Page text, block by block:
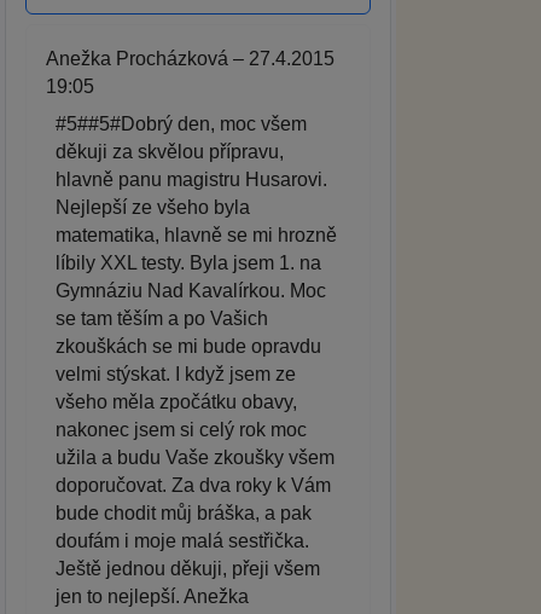
Anežka Procházková – 27.4.2015
19:05
#5##5#Dobrý den, moc všem
děkuji za skvělou přípravu,
hlavně panu magistru Husarovi.
Nejlepší ze všeho byla
matematika, hlavně se mi hrozně
líbily XXL testy. Byla jsem 1. na
Gymnáziu Nad Kavalírkou. Moc
se tam těším a po Vašich
zkouškách se mi bude opravdu
velmi stýskat. I když jsem ze
všeho měla zpočátku obavy,
nakonec jsem si celý rok moc
užila a budu Vaše zkoušky všem
doporučovat. Za dva roky k Vám
bude chodit můj bráška, a pak
doufám i moje malá sestřička.
Ještě jednou děkuji, přeji všem
jen to nejlepší. Anežka